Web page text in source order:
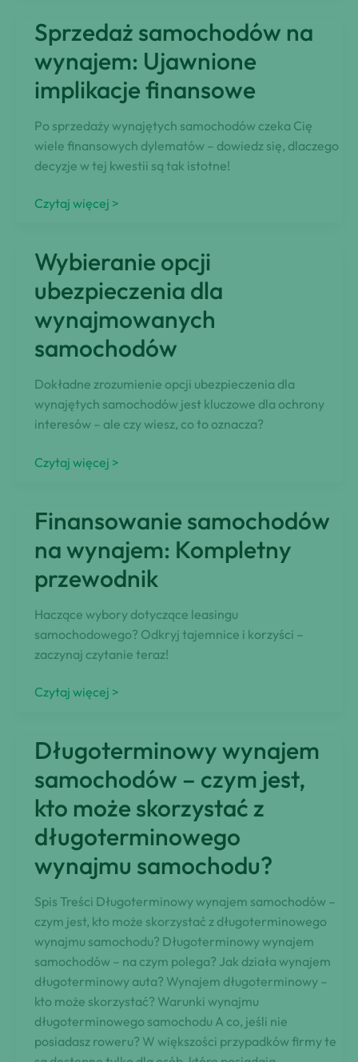
sprawdzenie
nie
jest
Sprzedaż samochodów na
wynajem: Ujawnione
implikacje finansowe
Po sprzedaży wynajętych samochodów czeka Cię
wiele finansowych dylematów – dowiedz się, dlaczego
decyzje w tej kwestii są tak istotne!
Sprzedaż
wynajem:
Ujawnione
implikacje
finansowe
Czytaj więcej >
Wybieranie opcji
ubezpieczenia dla
wynajmowanych
samochodów
Dokładne zrozumienie opcji ubezpieczenia dla
wynajętych samochodów jest kluczowe dla ochrony
interesów – ale czy wiesz, co to oznacza?
Wybieranie
dla
wynajmowanych
samochodów
Czytaj więcej >
Finansowanie samochodów
na wynajem: Kompletny
przewodnik
Haczące wybory dotyczące leasingu
samochodowego? Odkryj tajemnice i korzyści –
zaczynaj czytanie teraz!
Finansowanie
wynajem:
przewodnik
Czytaj więcej >
Długoterminowy wynajem
samochodów – czym jest,
kto może skorzystać z
długoterminowego
wynajmu samochodu?
Spis Treści Długoterminowy wynajem samochodów –
czym jest, kto może skorzystać z długoterminowego
wynajmu samochodu? Długoterminowy wynajem
samochodów – na czym polega? Jak działa wynajem
długoterminowy auta? Wynajem długoterminowy –
kto może skorzystać? Warunki wynajmu
długoterminowego samochodu A co, jeśli nie
posiadasz roweru? W większości przypadków firmy te